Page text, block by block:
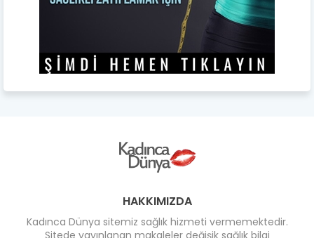
HAKKIMIZDA
Kadınca Dünya sitemiz sağlık hizmeti vermemektedir.
Sitede yayınlanan makaleler değişik sağlık bilgi